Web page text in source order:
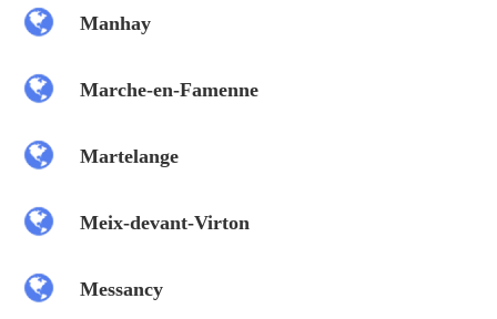
Manhay
Marche-en-Famenne
Martelange
Meix-devant-Virton
Messancy